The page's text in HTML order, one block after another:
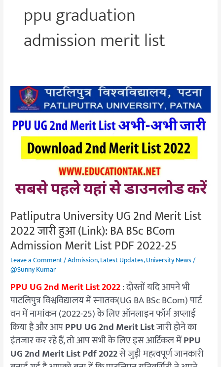
ppu graduation
admission merit list
Patliputra University UG 2nd Merit List
2022 जारी हुआ (Link): BA BSc BCom
Admission Merit List PDF 2022-25
Leave a Comment/Admission,Latest Updates,University News/
@Sunny Kumar
PPU UG 2nd Merit List 2022: दोस्तों यदि आपने भी
पाटलिपुत्र विश्वविद्यालय में स्नातक(UG BA BSc BCom) पार्ट
वन में नामांकन (2022-25) के लिए ऑनलाइन फॉर्म अप्लाई
किया है और आपPPU UG 2nd Merit Listजारी होने का
इंतजार कर रहे हैं, तो आप सभी के लिए इस आर्टिकल मेंPPU
UG 2nd Merit List Pdf 2022से जुड़ी महत्वपूर्ण जानकारी
Patliputra
University
UG
2nd
हुआ
BA
BSc
BCom
Admission
Merit
List
PDF
2022-
25